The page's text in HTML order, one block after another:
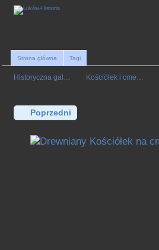
Strona główna Tagi
Historyczna gal… Kościółek i cme…
Poprzedni